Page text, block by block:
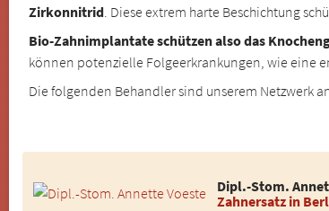
Zirkonnitrid . Diese extrem harte Beschichtung
Bio-Zahnimplantate schützen also das
können potenzielle Folgeerkrankungen, wie eine
Die folgenden Behandler sind unserem Netzwerk
Dipl.-Stom.
Zahnersatz in